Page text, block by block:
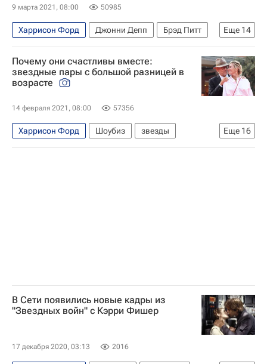
9 марта 2021, 08:00 50985
Еще 14
Харрисон Форд Джонни Депп
Брэд Питт
Кристофер Нолан
Андрей Тарковский
Джаред Лето
Дэвид Финчер
Квентин Тарантино
Джим Джармуш
Стивен Кинг
Терренс Гиллиам
Знаменитости
Альфонсо Куарон
Культура
скандал
Почему они счастливы вместе:
звездные пары с большой разницей в
возрасте
14 февраля 2021, 08:00 57356
Еще 16
Харрисон Форд Шоубиз
звезды
Знаменитости
Алла Пугачева
В Сети появились новые кадры из
"Звездных войн" с Кэрри Фишер
17 декабря 2020, 03:13 2016